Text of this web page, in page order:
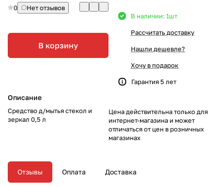
0 Нет отзывов
В корзину
Описание
Средство д/мытья стекол и
зеркал 0,5 л
В наличии: 1шт
Рассчитать доставку
Нашли дешевле?
Хочу в подарок
Гарантия 5 лет
Цена действительна только для
интернет-магазина и может
отличаться от цен в розничных
магазинах
Отзывы Оплата Доставка